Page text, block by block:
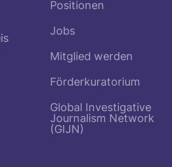
Positionen
Jobs
Mitglied werden
Förderkuratorium
Global Investigative
Journalism Network
(GIJN)